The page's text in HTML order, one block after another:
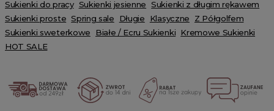
Sukienki do pracy Sukienki jesienne Sukienki z długim rękawem
Sukienki proste Spring sale Długie Klasyczne
Z Półgolfem
Sukienki sweterkowe
Białe / Ecru Sukienki Kremowe Sukienki
HOT SALE